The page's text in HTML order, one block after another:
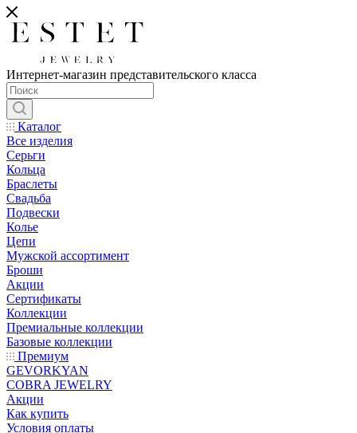
Интернет-магазин представительского класса
Каталог
Все изделия
Серьги
Кольца
Браслеты
Свадьба
Подвески
Колье
Цепи
Мужской ассортимент
Броши
Акции
Сертификаты
Коллекции
Премиальные коллекции
Базовые коллекции
Премиум
GEVORKYAN
COBRA JEWELRY
Акции
Как купить
Условия оплаты